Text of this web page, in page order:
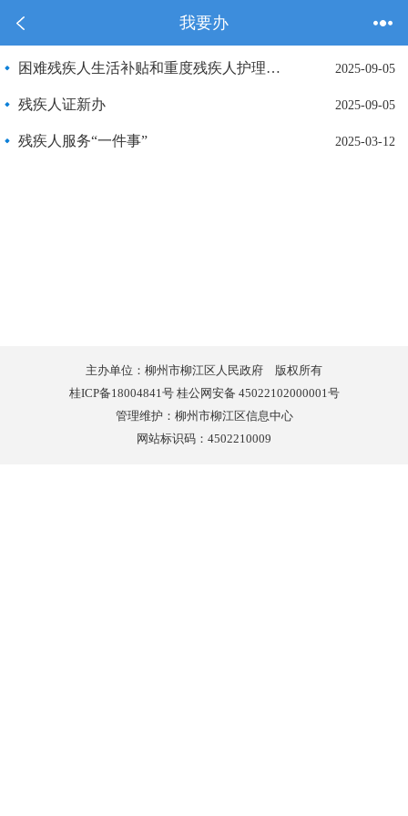
我要办
2025-09-05
困难残疾人生活补贴和重度残疾人护理补贴
2025-09-05
残疾人证新办
2025-03-12
残疾人服务“一件事”
主办单位：柳州市柳江区人民政府 版权所有
桂ICP备18004841号 桂公网安备 45022102000001号
管理维护：柳州市柳江区信息中心
网站标识码：4502210009